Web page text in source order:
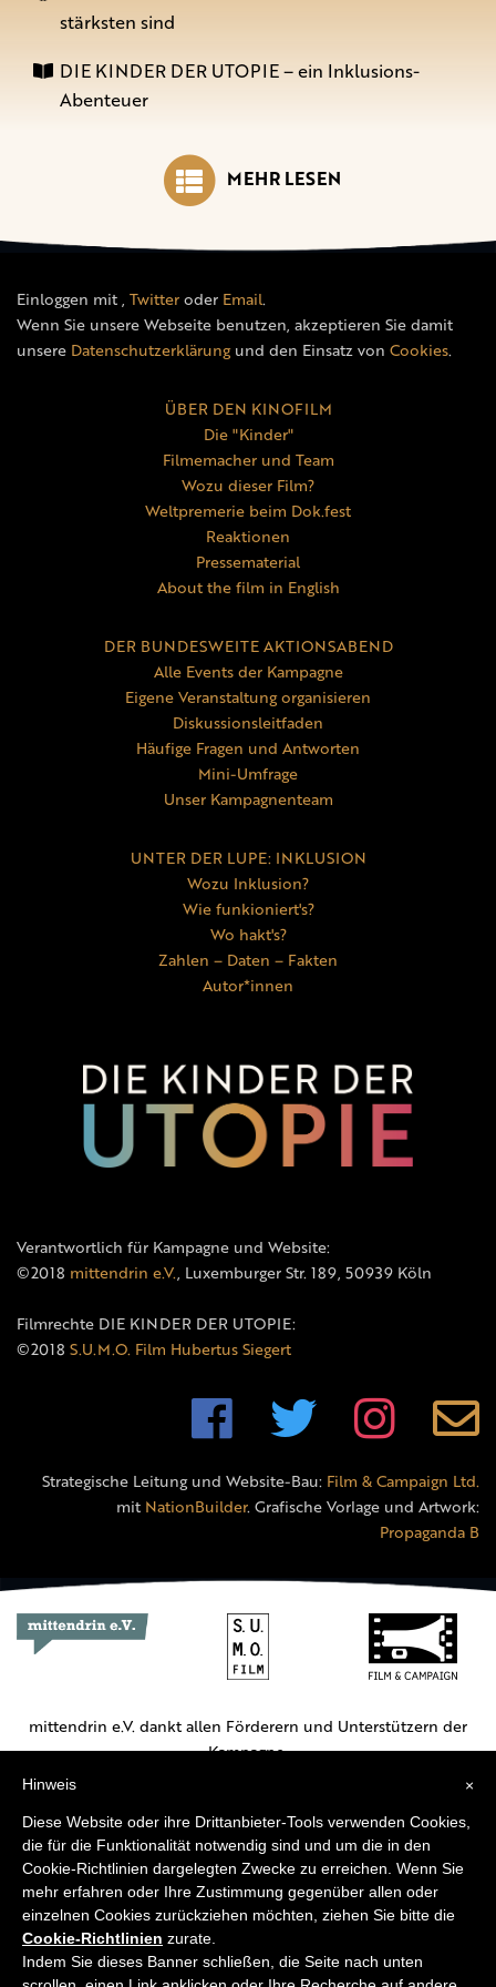
stärksten sind
DIE KINDER DER UTOPIE – ein Inklusions-
Abenteuer
MEHR LESEN
Einloggen mit, Twitteroder Email.
Wenn Sie unsere Webseite benutzen, akzeptieren Sie damit
unsere Datenschutzerklärungund den Einsatz von Cookies.
ÜBER DEN KINOFILM
Die "Kinder"
Filmemacher und Team
Wozu dieser Film?
Weltpremerie beim Dok.fest
Reaktionen
Pressematerial
About the film in English
DER BUNDESWEITE AKTIONSABEND
Alle Events der Kampagne
Eigene Veranstaltung organisieren
Diskussionsleitfaden
Häufige Fragen und Antworten
Mini-Umfrage
Unser Kampagnenteam
UNTER DER LUPE: INKLUSION
Wozu Inklusion?
Wie funkioniert's?
Wo hakt's?
Zahlen – Daten – Fakten
Autor*innen
Verantwortlich für Kampagne und Website:
©2018 mittendrin e.V., Luxemburger Str. 189, 50939 Köln
Filmrechte DIE KINDER DER UTOPIE:
©2018 S.U.M.O. Film Hubertus Siegert
Strategische Leitung und Website-Bau: Film & Campaign Ltd.
mit NationBuilder. Grafische Vorlage und Artwork:
Propaganda B
mittendrin e.V. dankt allen Förderern und Unterstützern der
Kampagne.
Weitere Unterstützer:
×
Hinweis
Diese Website oder ihre Drittanbieter-Tools verwenden Cookies,
die für die Funktionalität notwendig sind und um die in den
Cookie-Richtlinien dargelegten Zwecke zu erreichen. Wenn Sie
mehr erfahren oder Ihre Zustimmung gegenüber allen oder
einzelnen Cookies zurückziehen möchten, ziehen Sie bitte die
Cookie-Richtlinien zurate.
Indem Sie dieses Banner schließen, die Seite nach unten